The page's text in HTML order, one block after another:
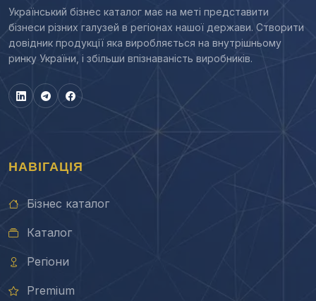
Український бізнес каталог має на меті представити
бізнеси різних галузей в регіонах нашої держави. Створити
довідник продукції яка виробляється на внутрішньому
ринку України, і збільши впізнаваність виробників.
НАВІГАЦІЯ
Бізнес каталог
Каталог
Регіони
Premium